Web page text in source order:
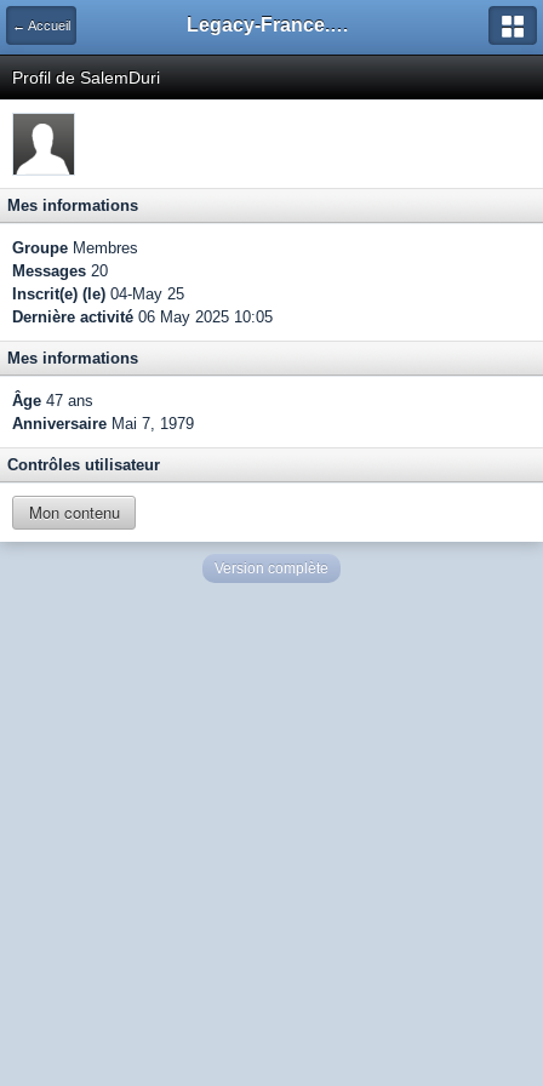
← Accueil Legacy-France.org - Forum
Profil de SalemDuri
Mes informations
Groupe Membres
Messages 20
Inscrit(e) (le) 04-May 25
Dernière activité 06 May 2025 10:05
Mes informations
Âge 47 ans
Anniversaire Mai 7, 1979
Contrôles utilisateur
Mon contenu
Version complète